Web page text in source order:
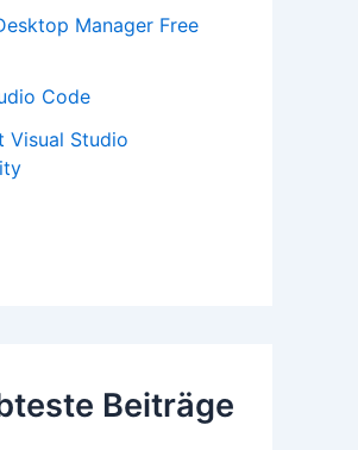
Manager Free
Code
Visual Studio
Beiträge